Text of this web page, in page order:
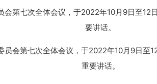
会第七次全体会议，于2022年10月9日至
重要讲话。